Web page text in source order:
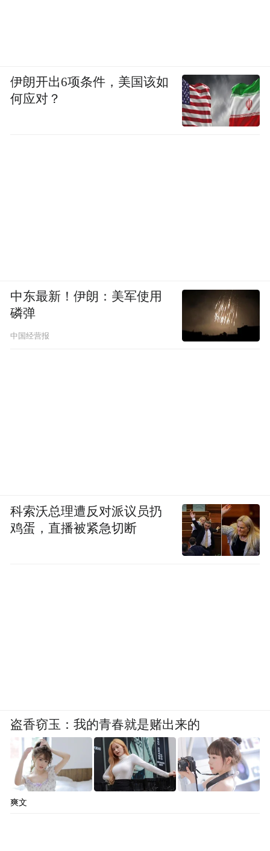
伊朗开出6项条件，美国该如
何应对？
中东最新！伊朗：美军使用
磷弹
中国经营报
科索沃总理遭反对派议员扔
鸡蛋，直播被紧急切断
盗香窃玉：我的青春就是赌出来的
爽文